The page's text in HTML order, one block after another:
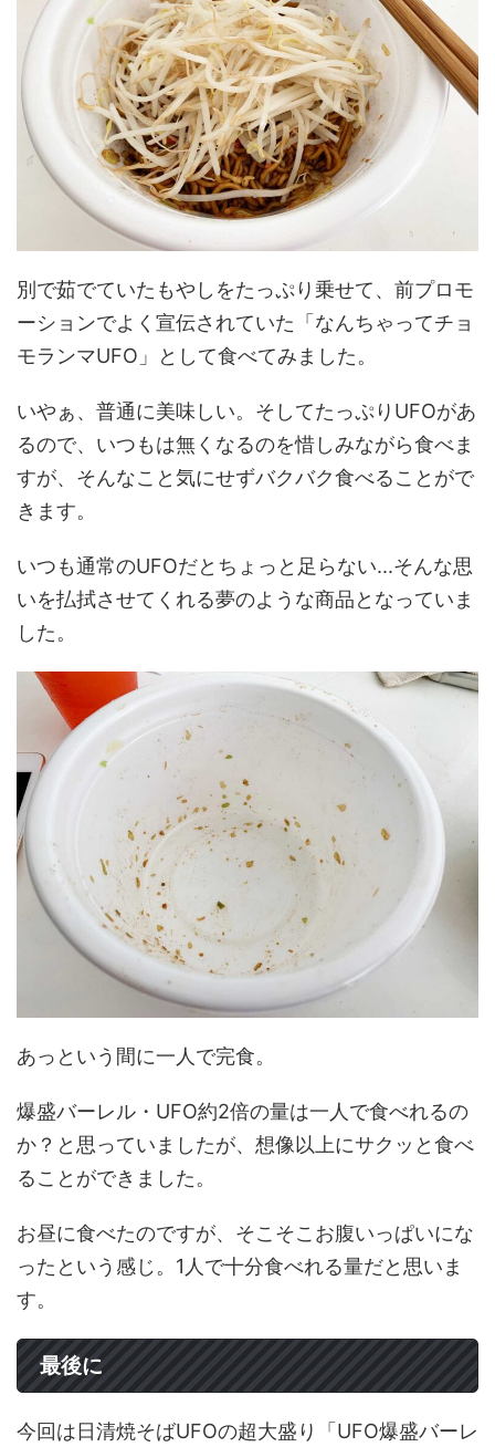
別で茹でていたもやしをたっぷり乗せて、前プロモ
ーションでよく宣伝されていた「なんちゃってチョ
モランマUFO」として食べてみました。
いやぁ、普通に美味しい。そしてたっぷりUFOがあ
るので、いつもは無くなるのを惜しみながら食べま
すが、そんなこと気にせずバクバク食べることがで
きます。
いつも通常のUFOだとちょっと足らない...そんな思
いを払拭させてくれる夢のような商品となっていま
した。
あっという間に一人で完食。
爆盛バーレル・UFO約2倍の量は一人で食べれるの
か？と思っていましたが、想像以上にサクッと食べ
ることができました。
お昼に食べたのですが、そこそこお腹いっぱいにな
ったという感じ。1人で十分食べれる量だと思いま
す。
最後に
今回は日清焼そばUFOの超大盛り「UFO爆盛バーレ